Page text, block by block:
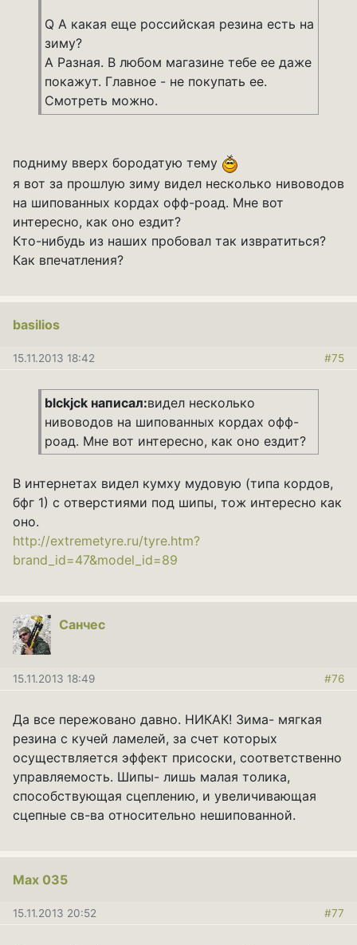
Q А какая еще российская резина есть на
зиму?
A Разная. В любом магазине тебе ее даже
покажут. Главное - не покупать ее.
Смотреть можно.
подниму вверх бородатую тему
я вот за прошлую зиму видел несколько нивоводов
на шипованных кордах офф-роад. Мне вот
интересно, как оно ездит?
Кто-нибудь из наших пробовал так извратиться?
Как впечатления?
basilios
15.11.2013 18:42 #75
blckjck написал:видел несколько
нивоводов на шипованных кордах офф-
роад. Мне вот интересно, как оно ездит?
В интернетах видел кумху мудовую (типа кордов,
бфг 1) с отверстиями под шипы, тож интересно как
оно.
http://extremetyre.ru/tyre.htm?
brand_id=47&model_id=89
Санчес
15.11.2013 18:49 #76
Да все пережовано давно. НИКАК! Зима- мягкая
резина с кучей ламелей, за счет которых
осуществляется эффект присоски, соответственно
управляемость. Шипы- лишь малая толика,
способствующая сцеплению, и увеличивающая
сцепные св-ва относительно нешипованной.
Мах 035
15.11.2013 20:52 #77